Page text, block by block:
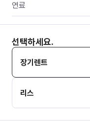
연료
선택하세요.
장기렌트
리스